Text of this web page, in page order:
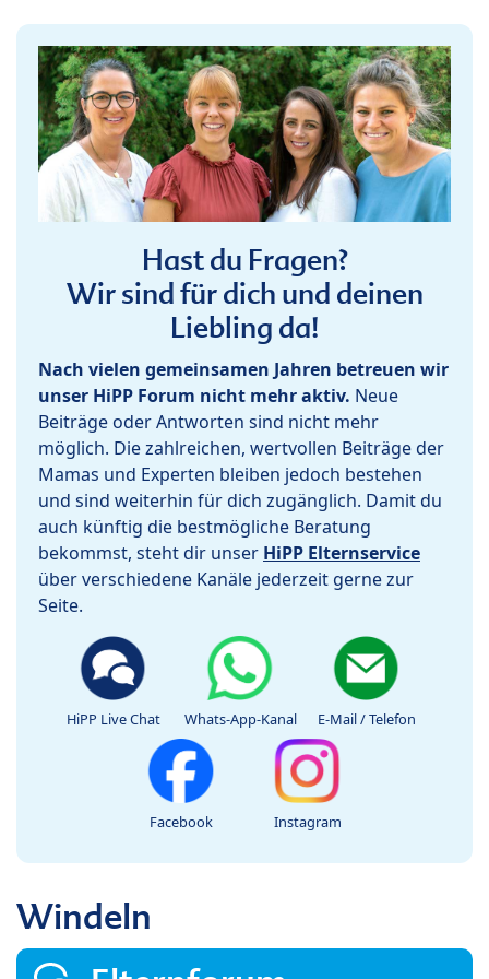
Hast du Fragen?
Wir sind für dich und deinen
Liebling da!
Nach vielen gemeinsamen Jahren betreuen wir
unser HiPP Forum nicht mehr aktiv. Neue
Beiträge oder Antworten sind nicht mehr
möglich. Die zahlreichen, wertvollen Beiträge der
Mamas und Experten bleiben jedoch bestehen
und sind weiterhin für dich zugänglich. Damit du
auch künftig die bestmögliche Beratung
bekommst, steht dir unser HiPP Elternservice
über verschiedene Kanäle jederzeit gerne zur
Seite.
HiPP Live Chat Whats-App-Kanal E-Mail / Telefon
Facebook Instagram
Windeln